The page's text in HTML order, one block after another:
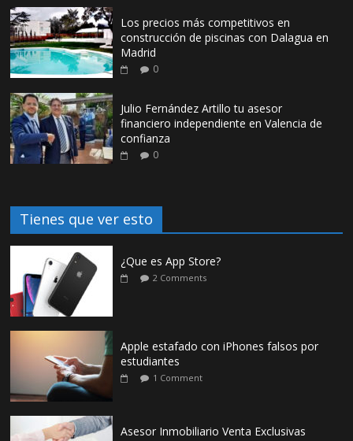
Los precios más competitivos en
construcción de piscinas con Dalagua en
Madrid
0
Julio Fernández Artillo tu asesor
financiero independiente en Valencia de
confianza
0
Tienes que ver esto
¿Que es App Store?
2 Comments
Apple estafado con iPhones falsos por
estudiantes
1 Comment
Asesor Inmobiliario Venta Exclusivas